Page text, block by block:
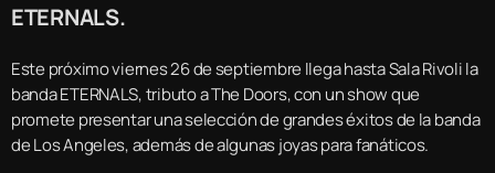
ETERNALS.
Este próximo viernes 26 de septiembre llega hasta Sala Rivoli la
banda ETERNALS, tributo a The Doors, con un show que
promete presentar una selección de grandes éxitos de la banda
de Los Angeles, además de algunas joyas para fanáticos.